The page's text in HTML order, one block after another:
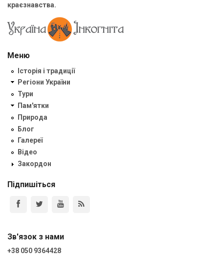
краєзнавства.
Меню
Історія і традиції
Регіони України
Тури
Пам'ятки
Природа
Блог
Галереї
Відео
Закордон
Підпишіться
Зв'язок з нами
+38 050 9364428